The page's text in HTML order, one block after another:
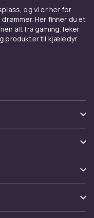
pads
på farten.
er det
øyeområdet.
din
og
Tørr hud
som tilfører
og vi er her for
Her finner du et
alt fra gaming, leker
produkter til kjæledyr.